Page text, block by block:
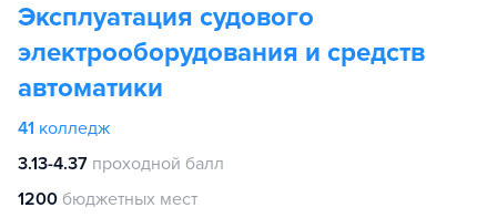
Эксплуатация судового
электрооборудования и средств
автоматики
41 колледж
3.13-4.37 проходной балл
1200 бюджетных мест